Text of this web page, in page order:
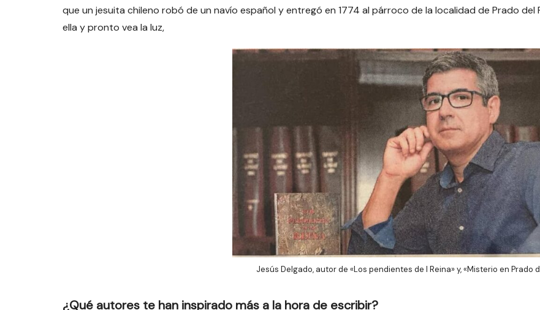
que un jesuita chileno robó de un navío español y entregó en 1774 al párroco de la localidad de Prado
ella y pronto vea la luz,
Jesús Delgado, autor de «Los pendientes de l Reina» y, «Misterio en Prado
¿Qué autores te han inspirado más a la hora de escribir?